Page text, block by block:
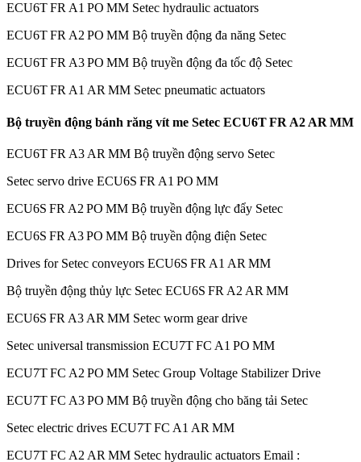
ECU6T FR A1 PO MM Setec hydraulic actuators
ECU6T FR A2 PO MM Bộ truyền động đa năng Setec
ECU6T FR A3 PO MM Bộ truyền động đa tốc độ Setec
ECU6T FR A1 AR MM Setec pneumatic actuators
Bộ truyền động bánh răng vít me Setec ECU6T FR A2 AR MM
ECU6T FR A3 AR MM Bộ truyền động servo Setec
Setec servo drive ECU6S FR A1 PO MM
ECU6S FR A2 PO MM Bộ truyền động lực đẩy Setec
ECU6S FR A3 PO MM Bộ truyền động điện Setec
Drives for Setec conveyors ECU6S FR A1 AR MM
Bộ truyền động thủy lực Setec ECU6S FR A2 AR MM
ECU6S FR A3 AR MM Setec worm gear drive
Setec universal transmission ECU7T FC A1 PO MM
ECU7T FC A2 PO MM Setec Group Voltage Stabilizer Drive
ECU7T FC A3 PO MM Bộ truyền động cho băng tải Setec
Setec electric drives ECU7T FC A1 AR MM
ECU7T FC A2 AR MM Setec hydraulic actuators Email :